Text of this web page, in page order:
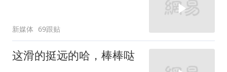
新媒体 69跟贴
这滑的挺远的哈，棒棒哒